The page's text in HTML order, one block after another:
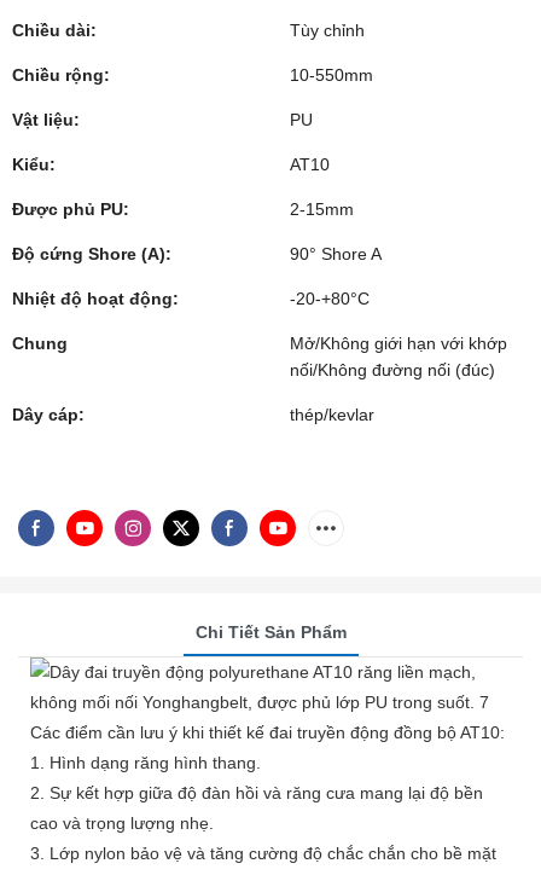
Chiều dài: Tùy chỉnh
Chiều rộng: 10-550mm
Vật liệu: PU
Kiểu: AT10
Được phủ PU: 2-15mm
Độ cứng Shore (A): 90° Shore A
Nhiệt độ hoạt động: -20-+80°C
Chung
Mở/Không giới hạn với khớp
nối/Không đường nối (đúc)
Dây cáp: thép/kevlar
Chi Tiết Sản Phẩm
Các điểm cần lưu ý khi thiết kế đai truyền động đồng bộ AT10:
1. Hình dạng răng hình thang.
2. Sự kết hợp giữa độ đàn hồi và răng cưa mang lại độ bền
cao và trọng lượng nhẹ.
3. Lớp nylon bảo vệ và tăng cường độ chắc chắn cho bề mặt